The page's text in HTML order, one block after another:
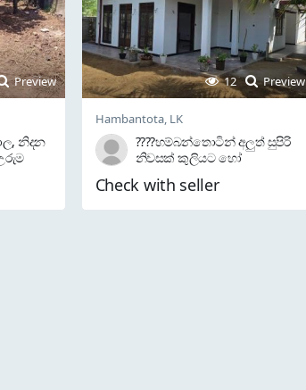
Preview
නිදන
????
Preview
12
Hambantota, LK
????​හම්බන්තොටින් අලුත් සුපිරි
නිවසක් කුලියට හෝ
එකකට, සංචාරක ව්‍යාපෘතියකට
වඩාත් සුදුසුයි. ???? හොද
Check with seller